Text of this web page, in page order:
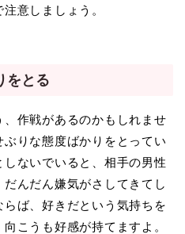
意しましょう。
をとる
作戦があるのかもしれませ
りな態度ばかりをとってい
ないでいると、相手の男性
んだん嫌気がさしてきてし
ば、好きだという気持ちを
こうも好感が持てますよ。